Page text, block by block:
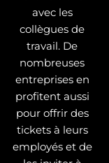
avec les
collègues de
travail. De
nombreuses
entreprises en
profitent aussi
pour offrir des
tickets à leurs
employés et de